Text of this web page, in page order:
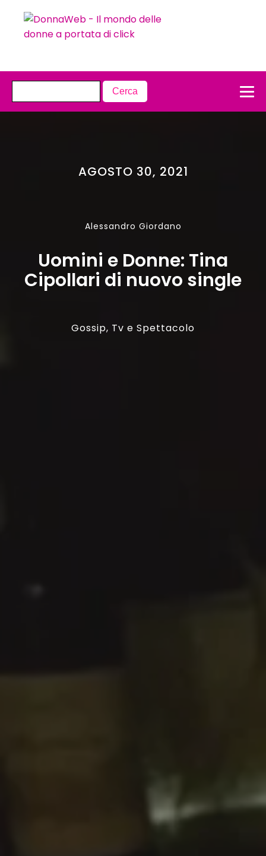
AGOSTO 30, 2021
Alessandro Giordano
Uomini e Donne: Tina
Cipollari di nuovo single
Gossip, Tv e Spettacolo